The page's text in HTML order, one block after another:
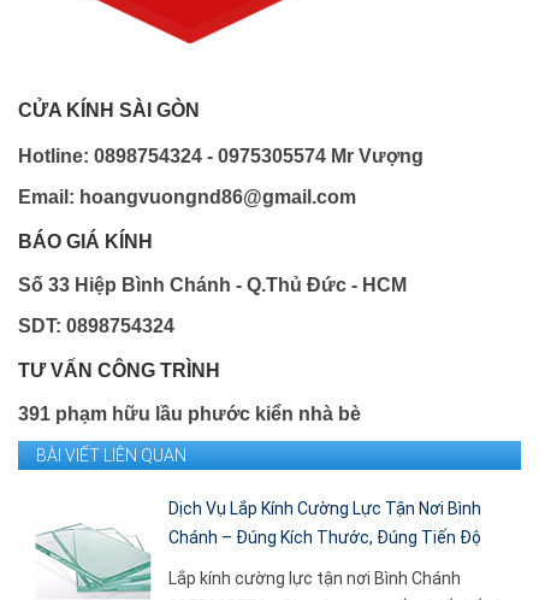
CỬA KÍNH SÀI GÒN
Hotline: 0898754324 - 0975305574 Mr Vượng
Email: hoangvuongnd86@gmail.com
BÁO GIÁ KÍNH
Số 33 Hiệp Bình Chánh - Q.Thủ Đức - HCM
SDT: 0898754324
TƯ VẤN CÔNG TRÌNH
391 phạm hữu lầu phước kiển nhà bè
BÀI VIẾT LIÊN QUAN
Dịch Vụ Lắp Kính Cường Lực Tận Nơi Bình
Chánh – Đúng Kích Thước, Đúng Tiến Độ
Lắp kính cường lực tận nơi Bình Chánh